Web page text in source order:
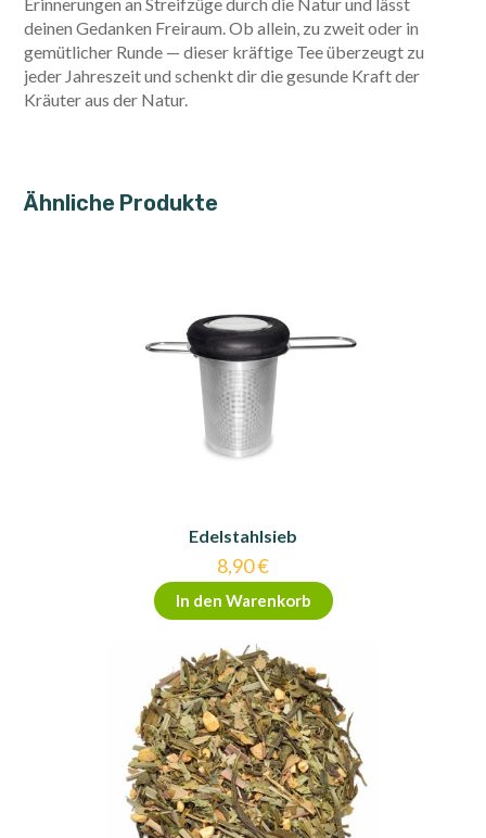
deinen Gedanken Freiraum. Ob allein, zu zweit oder in
gemütlicher Runde — dieser kräftige Tee überzeugt zu
jeder Jahreszeit und schenkt dir die gesunde Kraft der
Kräuter aus der Natur.
Ähnliche Produkte
Edelstahlsieb
8,90€
In den Warenkorb